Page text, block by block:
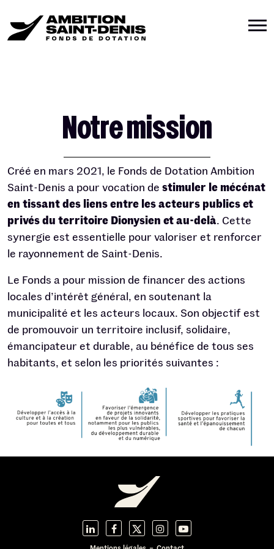
Notre mission
Créé en mars 2021, le Fonds de Dotation Ambition
Saint-Denis a pour vocation de stimuler le mécénat
en tissant des liens entre les acteurs publics et
privés du territoire Dionysien et au-delà. Cette
synergie est essentielle pour valoriser et renforcer
le rayonnement de Saint-Denis.
Le Fonds a pour mission de financer des actions
locales d’intérêt général, en soutenant la
municipalité et les acteurs locaux. Son objectif est
de promouvoir un territoire inclusif, solidaire,
émancipateur et durable, au bénéfice de tous ses
habitants, et selon les priorités suivantes :